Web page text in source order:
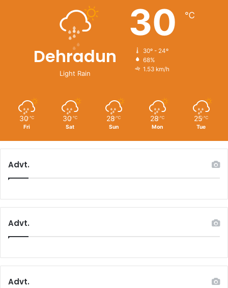
Dehradun
Light Rain
30 ℃
30º - 24º
68%
1.53 km/h
30 ℃
Fri
30 ℃
Sat
28 ℃
Sun
28 ℃
Mon
25 ℃
Tue
Advt.
Advt.
Advt.